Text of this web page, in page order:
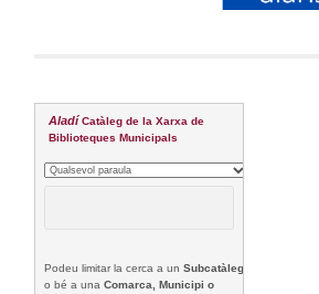
Aladí Catàleg de la Xarxa de
Biblioteques Municipals
Podeu limitar la cerca a unSubcatàleg
o bé a unaComarca, Municipi o